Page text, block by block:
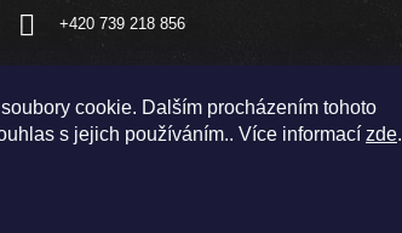
cookie. Dalším procházením tohoto
s jejich používáním.. Více informací zde.
+420 739 218 856